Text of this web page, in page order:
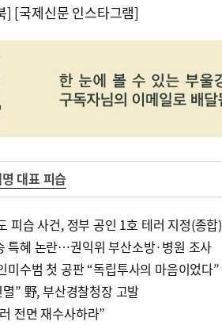
] [국제신문 인스타그램]
대표 피습
피습 사건, 정부 공인 1호 테러 지정(종합)
특혜 논란…권익위 부산소방·병원 조사
미수범 첫 공판 “독립투사의 마음이었다”
” 野, 부산경찰청장 고발
전면 재수사하라”